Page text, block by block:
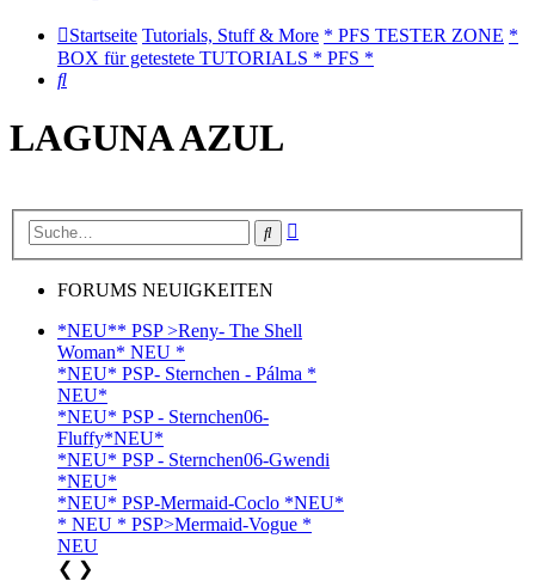
Startseite Tutorials, Stuff & More * PFS TESTER ZONE *
BOX für getestete TUTORIALS * PFS *
Suche
LAGUNA AZUL
Suche
FORUMS NEUIGKEITEN
*NEU** PSP >Reny- The Shell
Woman* NEU *
*NEU* PSP- Sternchen - Pálma *
NEU*
*NEU* PSP - Sternchen06-
Fluffy*NEU*
*NEU* PSP - Sternchen06-Gwendi
*NEU*
*NEU* PSP-Mermaid-Coclo *NEU*
* NEU * PSP>Mermaid-Vogue *
NEU
❮ ❯